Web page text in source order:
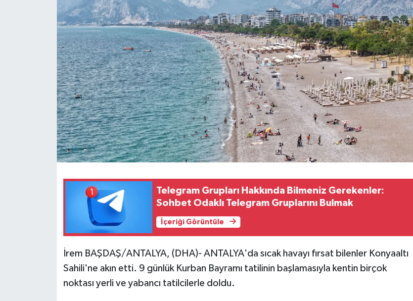
Telegram Grupları Hakkında Bilmeniz Gerekenler:
Sohbet Odaklı Telegram Gruplarını Bulmak
İçeriği Görüntüle
İrem BAŞDAŞ/ANTALYA, (DHA)- ANTALYA'da sıcak havayı fırsat bilenler Konyaaltı
Sahili'ne akın etti. 9 günlük Kurban Bayramı tatilinin başlamasıyla kentin birçok
noktası yerli ve yabancı tatilcilerle doldu.